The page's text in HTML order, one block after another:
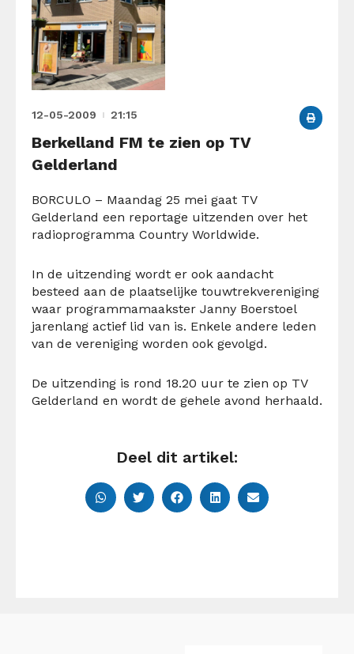
12-05-2009 21:15
Berkelland FM te zien op TV
Gelderland
BORCULO – Maandag 25 mei gaat TV
Gelderland een reportage uitzenden over het
radioprogramma Country Worldwide.
In de uitzending wordt er ook aandacht
besteed aan de plaatselijke touwtrekvereniging
waar programmamaakster Janny Boerstoel
jarenlang actief lid van is. Enkele andere leden
van de vereniging worden ook gevolgd.
De uitzending is rond 18.20 uur te zien op TV
Gelderland en wordt de gehele avond herhaald.
Deel dit artikel: